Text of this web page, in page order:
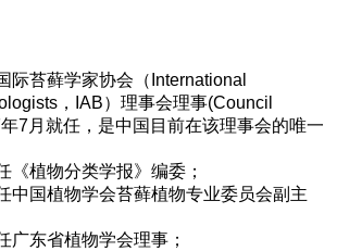
际苔藓学家协会（International
，IAB）理事会理事(Council
7月就任，是中国目前在该理事会的唯一
《植物分类学报》编委；
中国植物学会苔藓植物专业委员会副主
广东省植物学会理事；